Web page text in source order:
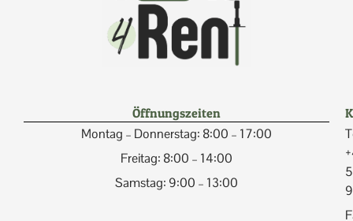
Öffnungszeiten
Montag – Donnerstag: 8:00 – 17:00
Freitag: 8:00 – 14:00
Samstag: 9:00 – 13:00